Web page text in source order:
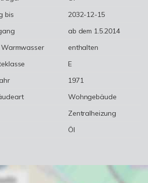
bis
2032-12-15
ab dem 1.5.2014
enthalten
E
1971
Wohngebäude
Zentralheizung
Öl